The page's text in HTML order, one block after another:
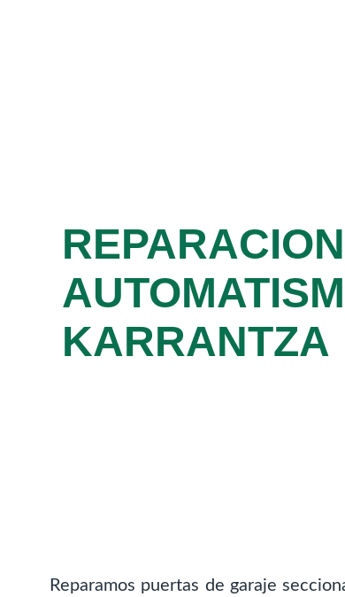
KARRANTZA
Reparamos puertas de garaje